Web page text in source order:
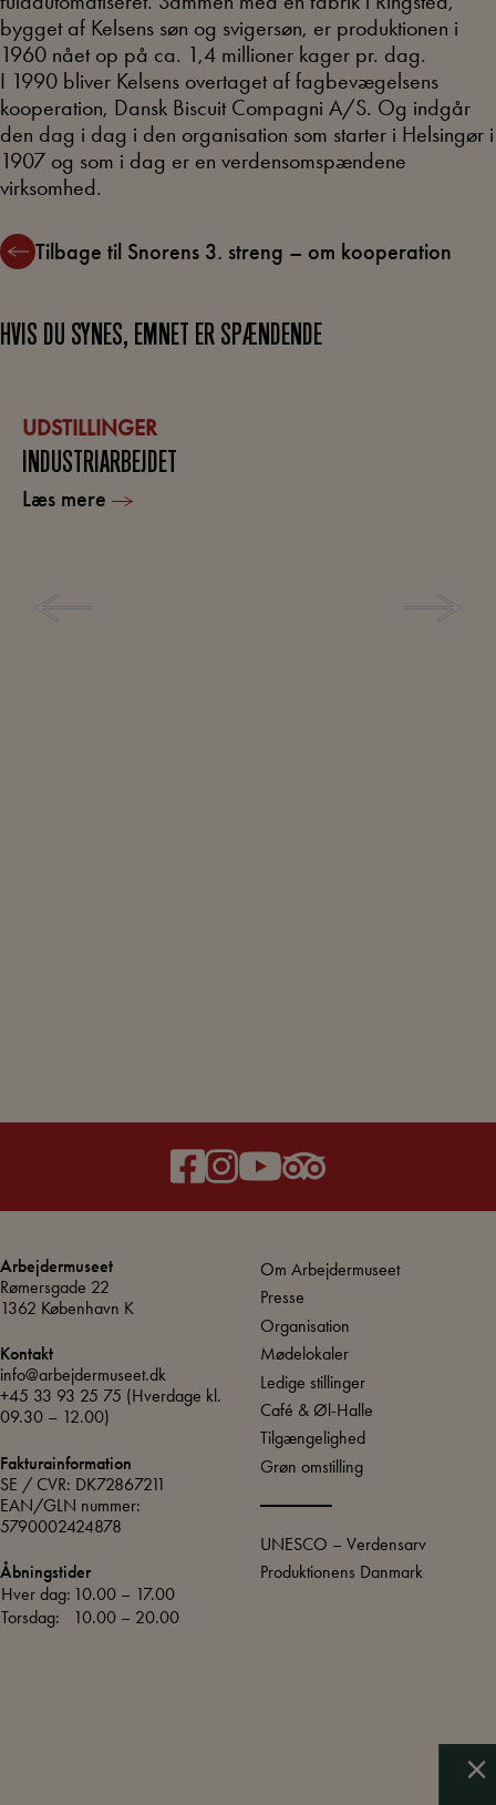
bygget af Kelsens søn og svigersøn, er produktionen i
1960 nået op på ca. 1,4 millioner kager pr. dag.
I 1990 bliver Kelsens overtaget af fagbevægelsens
kooperation, Dansk Biscuit Compagni A/S. Og indgår
den dag i dag i den organisation som starter i Helsingør i
1907 og som i dag er en verdensomspændene
virksomhed.
Tilbage til Snorens 3. streng – om kooperation
HVIS DU SYNES, EMNET ER SPÆNDENDE
UDSTILLINGER
INDUSTRIARBEJDET
Læs mere
Arbejdermuseet
Rømersgade 22
1362 København K
Kontakt
info@arbejdermuseet.dk
+45 33 93 25 75 (Hverdage kl.
09.30 – 12.00)
Fakturainformation
SE / CVR: DK72867211
EAN/GLN nummer:
5790002424878
Åbningstider
Hver dag: 10.00 – 17.00
Torsdag:
10.00 – 20.00
Om Arbejdermuseet
Presse
Organisation
Mødelokaler
Ledige stillinger
Café & Øl-Halle
Tilgængelighed
Grøn omstilling
UNESCO – Verdensarv
Produktionens Danmark